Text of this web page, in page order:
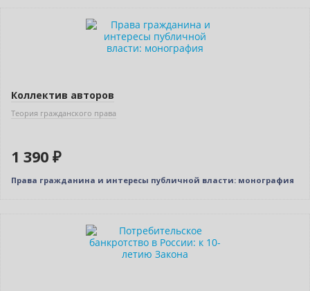
Коллектив авторов
Теория гражданского права
1 390 ₽
Права гражданина и интересы публичной власти: монография